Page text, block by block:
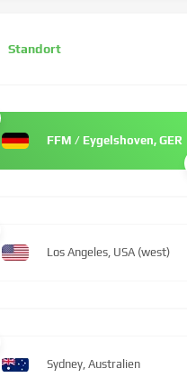
Standort
FFM / Eygelshoven, GER
Los Angeles, USA (west)
Sydney, Australien